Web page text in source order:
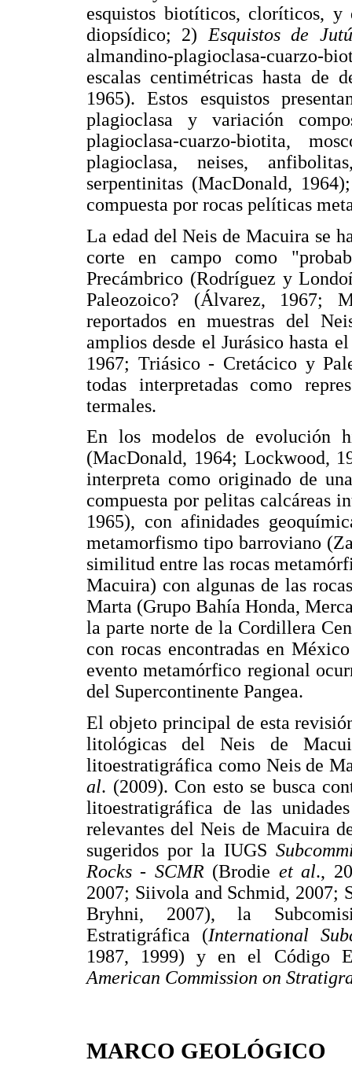
esquistos biotíticos, cloríticos,
diopsídico; 2) Esquistos de
almandino-plagioclasa-
escalas centimétricas hasta de
1965). Estos esquistos
plagioclasa y variación
plagioclasa-cuarzo-biotita,
plagioclasa, neises,
serpentinitas (MacDonald,
compuesta por rocas pelíticas
La edad del Neis de Macuira se
corte en campo como
Precámbrico (Rodríguez y
Paleozoico? (Álvarez, 1967;
reportados en muestras del
amplios desde el Jurásico hasta
1967; Triásico - Cretácico y
todas interpretadas como
termales.
En los modelos de evolución
(MacDonald, 1964; Lockwood,
interpreta como originado de
compuesta por pelitas calcáreas
1965), con afinidades
metamorfismo tipo barroviano
similitud entre las rocas
Macuira) con algunas de las
Marta (Grupo Bahía Honda,
la parte norte de la Cordillera
con rocas encontradas en
evento metamórfico regional
del Supercontinente Pangea.
El objeto principal de esta
litológicas del Neis de
litoestratigráfica como Neis de
al. (2009). Con esto se busca
litoestratigráfica de las
relevantes del Neis de Macuira
sugeridos por la IUGS
Rocks - SCMR (Brodie et al.,
2007; Siivola and Schmid, 2007;
Bryhni, 2007), la
Estratigráfica (International
1987, 1999) y en el Código
American Commission on
MARCO GEOLÓGICO